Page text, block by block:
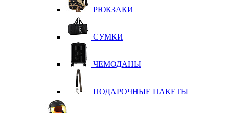
РЮКЗАКИ
СУМКИ
ЧЕМОДАНЫ
ПОДАРОЧНЫЕ ПАКЕТЫ